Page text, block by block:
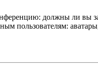
должны ли вы
пользователям: